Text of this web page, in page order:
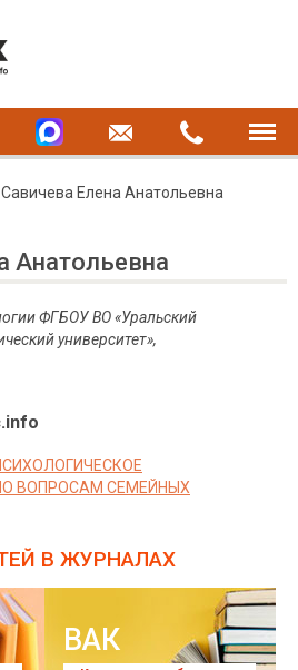
Савичева Елена Анатольевна
Анатольевна
ФГБОУ ВО «Уральский
университет»,
ВОПРОСАМ СЕМЕЙНЫХ
В ЖУРНАЛАХ
ВАК